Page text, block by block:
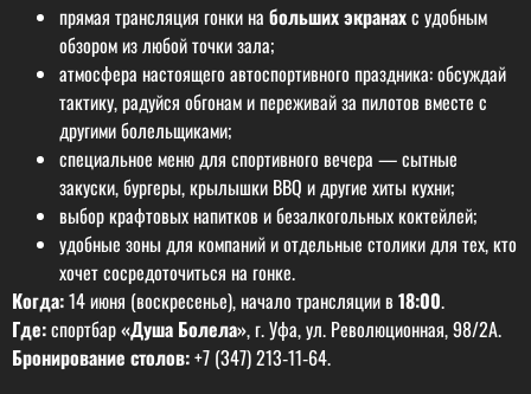
прямая трансляция гонки на больших экранахс удобным
обзором из любой точки зала;
атмосфера настоящего автоспортивного праздника: обсуждай
тактику, радуйся обгонам и переживай за пилотов вместе с
другими болельщиками;
специальное меню для спортивного вечера — сытные
закуски, бургеры, крылышки BBQ и другие хиты кухни;
выбор крафтовых напитков и безалкогольных коктейлей;
удобные зоны для компаний и отдельные столики для тех, кто
хочет сосредоточиться на гонке.
Когда:14 июня (воскресенье), начало трансляции в18:00.
Где:спортбар«Душа Болела», г. Уфа, ул. Революционная, 98/2А.
Бронирование столов:+7 (347) 213‑11‑64.